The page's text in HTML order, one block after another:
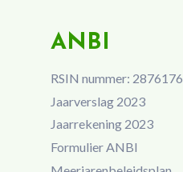
ANBI
RSIN nummer: 2876176
Jaarverslag 2023
Jaarrekening 2023
Formulier ANBI